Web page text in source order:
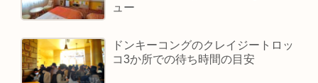
ュー
ドンキーコングのクレイジートロッ
コ3か所での待ち時間の目安